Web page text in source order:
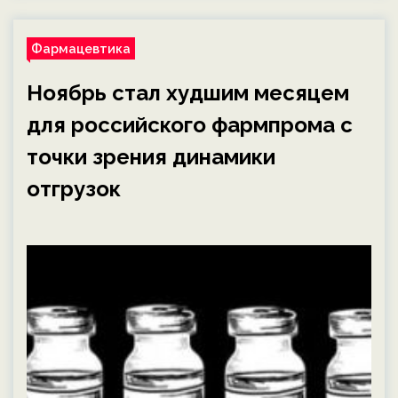
Фармацевтика
Ноябрь стал худшим месяцем
для российского фармпрома с
точки зрения динамики
отгрузок